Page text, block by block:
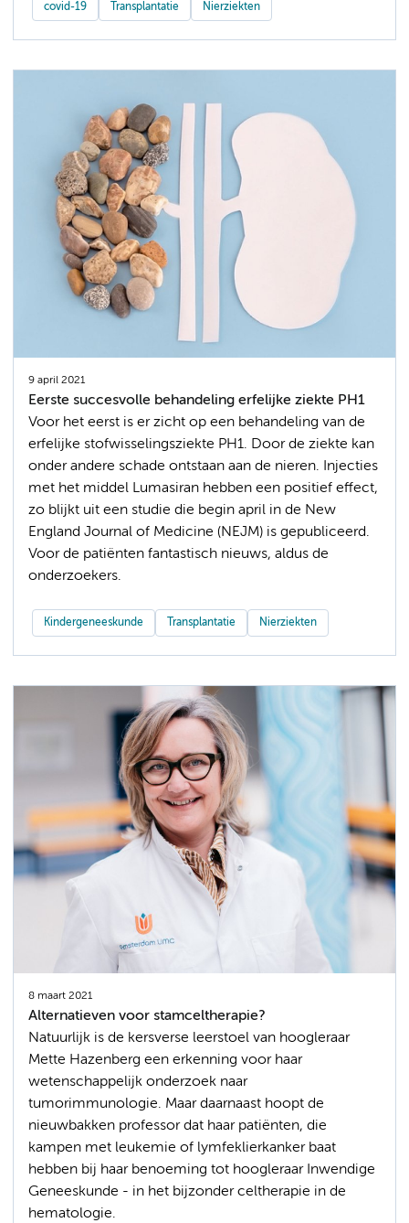
covid-19 Transplantatie Nierziekten
9 april 2021
Eerste succesvolle behandeling erfelijke ziekte PH1
Voor het eerst is er zicht op een behandeling van de
erfelijke stofwisselingsziekte PH1. Door de ziekte kan
onder andere schade ontstaan aan de nieren. Injecties
met het middel Lumasiran hebben een positief effect,
zo blijkt uit een studie die begin april in de New
England Journal of Medicine (NEJM) is gepubliceerd.
Voor de patiënten fantastisch nieuws, aldus de
onderzoekers.
Kindergeneeskunde Transplantatie Nierziekten
8 maart 2021
Alternatieven voor stamceltherapie?
Natuurlijk is de kersverse leerstoel van hoogleraar
Mette Hazenberg een erkenning voor haar
wetenschappelijk onderzoek naar
tumorimmunologie. Maar daarnaast hoopt de
nieuwbakken professor dat haar patiënten, die
kampen met leukemie of lymfeklierkanker baat
hebben bij haar benoeming tot hoogleraar Inwendige
Geneeskunde - in het bijzonder celtherapie in de
hematologie.